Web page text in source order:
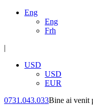
Eng
Eng
Frh
|
USD
USD
EUR
0731.043.033Bine ai venit